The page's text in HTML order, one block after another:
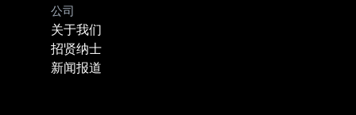
公司
关于我们
招贤纳士
新闻报道